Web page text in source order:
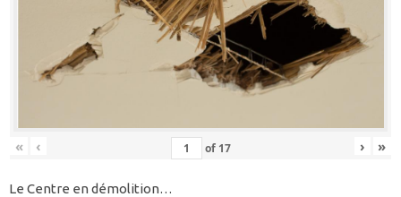
« ‹ of 17 › »
Le Centre en démolition…